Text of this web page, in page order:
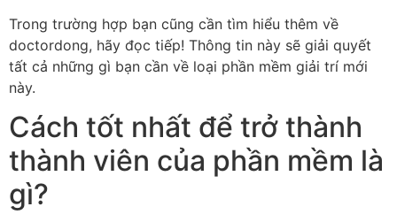
Trong trường hợp bạn cũng cần tìm hiểu thêm về
doctordong, hãy đọc tiếp! Thông tin này sẽ giải quyết
tất cả những gì bạn cần về loại phần mềm giải trí mới
này.
Cách tốt nhất để trở thành
thành viên của phần mềm là
gì?